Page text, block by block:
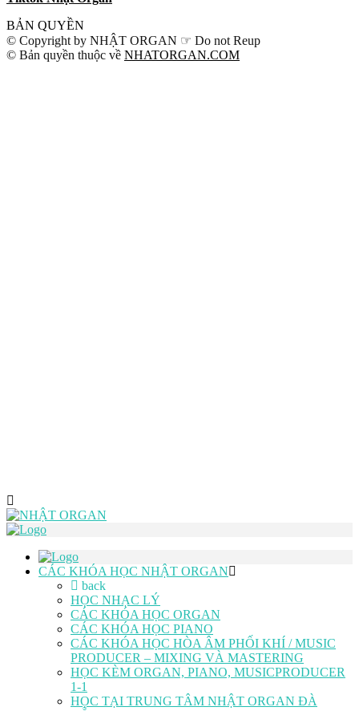
BẢN QUYỀN
© Copyright by NHẬT ORGAN ☞ Do not Reup
© Bản quyền thuộc về NHATORGAN.COM
CÁC KHÓA HỌC NHẬT ORGAN
back
HỌC NHẠC LÝ
CÁC KHÓA HỌC ORGAN
CÁC KHÓA HỌC PIANO
CÁC KHÓA HỌC HÒA ÂM PHỐI KHÍ / MUSIC
PRODUCER – MIXING VÀ MASTERING
HỌC KÈM ORGAN, PIANO, MUSICPRODUCER
1-1
HỌC TẠI TRUNG TÂM NHẬT ORGAN ĐÀ